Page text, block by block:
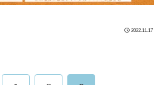
2022.11.17